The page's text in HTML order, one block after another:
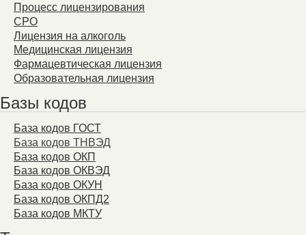
Процесс лицензирования
СРО
Лицензия на алкоголь
Медицинская лицензия
Фармацевтическая лицензия
Образовательная лицензия
Базы кодов
База кодов ГОСТ
База кодов ТНВЭД
База кодов ОКП
База кодов ОКВЭД
База кодов ОКУН
База кодов ОКПД2
База кодов МКТУ